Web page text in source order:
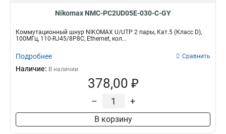
Nikomax NMC-PC2UD05E-030-C-GY
Коммутационный шнур NIKOMAX U/UTP 2 пары, Кат.5 (Класс D),
100МГц, 110-RJ45/8P8C, Ethernet, кол...
Подробнее Сравнить
Наличие: В наличии
378,00 ₽
– +
В корзину